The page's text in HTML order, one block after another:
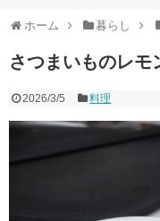
ホーム 暮らし
さつまいものレモ
2026/3/5 料理